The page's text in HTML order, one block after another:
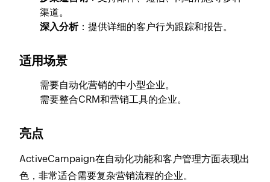
渠道。
深入分析：提供详细的客户行为跟踪和报告。
适用场景
需要自动化营销的中小型企业。
需要整合CRM和营销工具的企业。
亮点
ActiveCampaign在自动化功能和客户管理方面表现出
色，非常适合需要复杂营销流程的企业。